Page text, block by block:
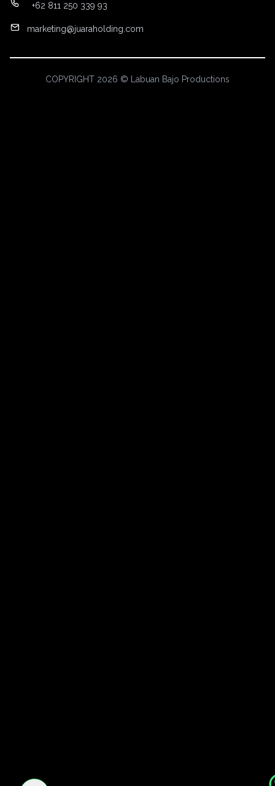
+62 811 250 339 93
marketing@juaraholding.com
COPYRIGHT 2026 © Labuan Bajo Productions